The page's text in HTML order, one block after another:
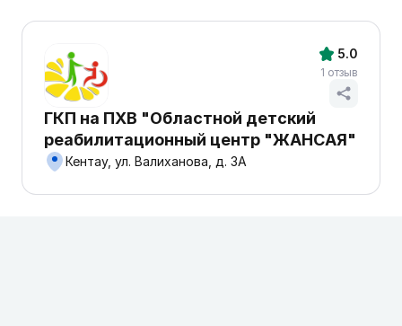
ГКП на ПХВ "Областной детский
реабилитационный центр "ЖАНСАЯ"
Кентау, ул. Валиханова, д. 3А
5.0
1 отзыв